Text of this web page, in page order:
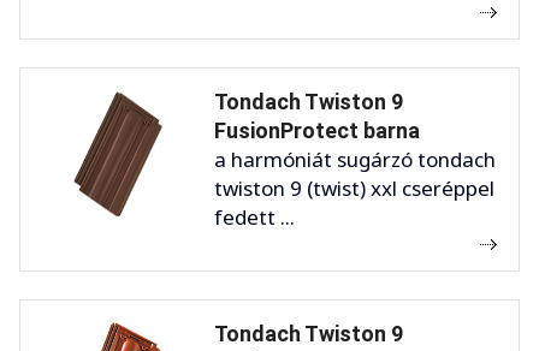
Tondach Twiston 9
FusionProtect barna
a harmóniát sugárzó tondach
twiston 9 (twist) xxl cseréppel
fedett ...
Tondach Twiston 9